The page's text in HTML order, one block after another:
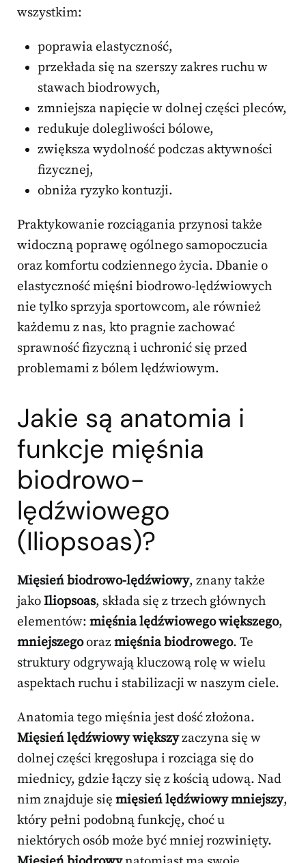
wszystkim:
poprawia elastyczność,
przekłada się na szerszy zakres ruchu w
stawach biodrowych,
zmniejsza napięcie w dolnej części pleców,
redukuje dolegliwości bólowe,
zwiększa wydolność podczas aktywności
fizycznej,
obniża ryzyko kontuzji.
Praktykowanie rozciągania przynosi także
widoczną poprawę ogólnego samopoczucia
oraz komfortu codziennego życia. Dbanie o
elastyczność mięśni biodrowo-lędźwiowych
nie tylko sprzyja sportowcom, ale również
każdemu z nas, kto pragnie zachować
sprawność fizyczną i uchronić się przed
problemami z bólem lędźwiowym.
Jakie są anatomia i
funkcje mięśnia
biodrowo-
lędźwiowego
(Iliopsoas)?
Mięsień biodrowo-lędźwiowy, znany także
jakoIliopsoas, składa się z trzech głównych
elementów: mięśnia lędźwiowego większego,
mniejszegoorazmięśnia biodrowego. Te
struktury odgrywają kluczową rolę w wielu
aspektach ruchu i stabilizacji w naszym ciele.
Anatomia tego mięśnia jest dość złożona.
Mięsień lędźwiowy większyzaczyna się w
dolnej części kręgosłupa i rozciąga się do
miednicy, gdzie łączy się z kością udową. Nad
nim znajduje się mięsień lędźwiowy mniejszy,
który pełni podobną funkcję, choć u
niektórych osób może być mniej rozwinięty.